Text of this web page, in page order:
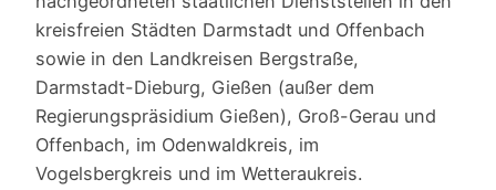
kreisfreien Städten Darmstadt und Offenbach
sowie in den Landkreisen Bergstraße,
Darmstadt-Dieburg, Gießen (außer dem
Regierungspräsidium Gießen), Groß-Gerau und
Offenbach, im Odenwaldkreis, im
Vogelsbergkreis und im Wetteraukreis.